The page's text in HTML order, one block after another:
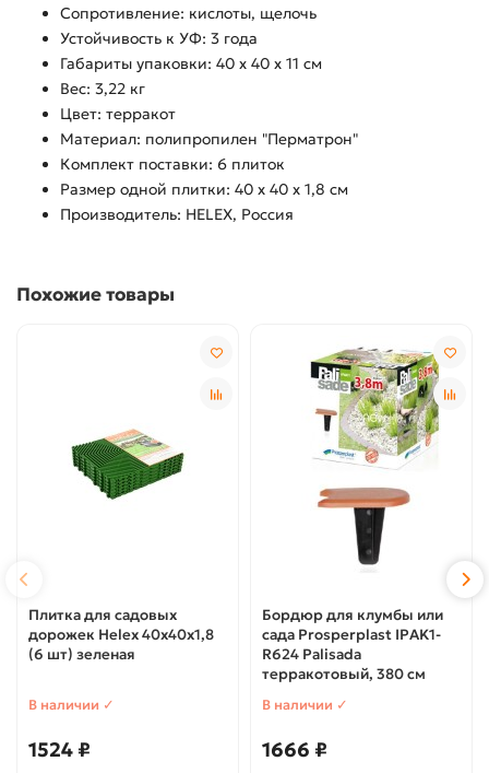
Сопротивление: кислоты, щелочь
Устойчивость к УФ: 3 года
Габариты упаковки: 40 x 40 x 11 см
Вес: 3,22 кг
Цвет: терракот
Материал: полипропилен "Перматрон"
Комплект поставки: 6 плиток
Размер одной плитки: 40 x 40 x 1,8 см
Производитель: HELEX, Россия
Похожие товары
Плитка для садовых
дорожек Helex 40х40х1,8
(6 шт) зеленая
В наличии ✓
1524 ₽
Бордюр для клумбы или
сада Prosperplast IPAK1-
R624 Palisada
терракотовый, 380 см
В наличии ✓
1666 ₽